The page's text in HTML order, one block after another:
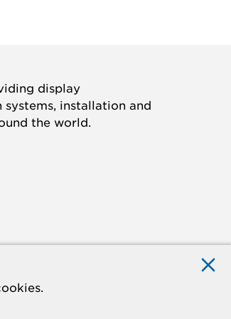
display
installation and
the world.